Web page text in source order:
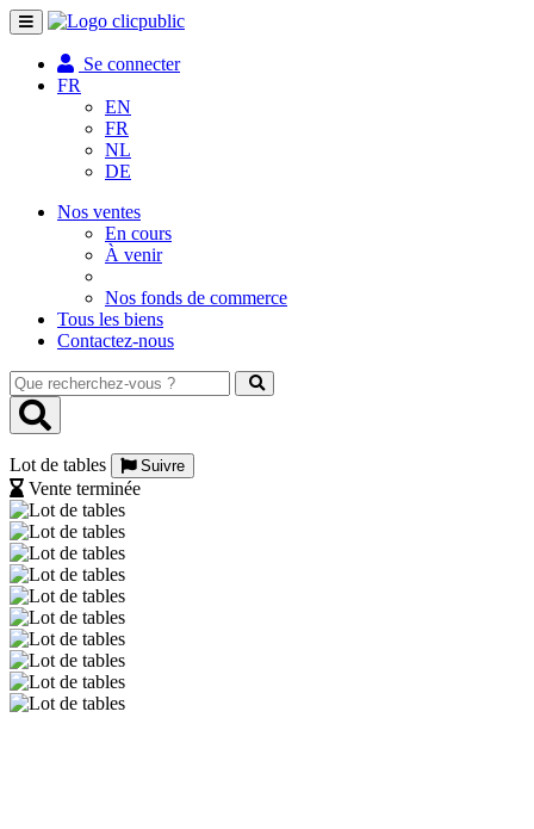
Toggle
navigation
Se connecter
FR
EN
FR
NL
DE
Nos ventes
En cours
À venir
Nos fonds de commerce
Tous les biens
Contactez-nous
Que
recherchez-
vous
Lot de tables
Suivre
Vente terminée